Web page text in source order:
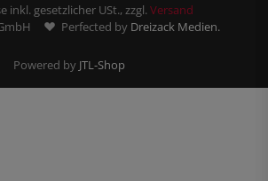
inkl. gesetzlicher USt., zzgl.Versand
Perfected by Dreizack Medien.
Powered by JTL-Shop